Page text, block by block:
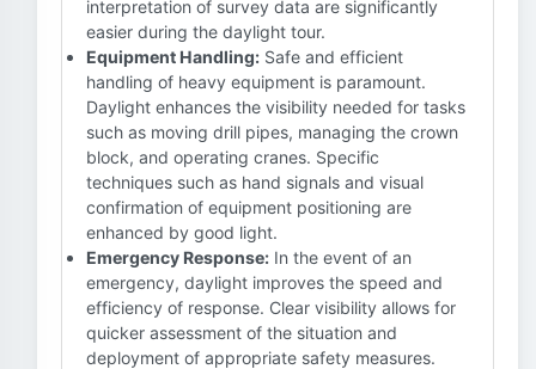
interpretation of survey data are significantly
easier during the daylight tour.
Equipment Handling: Safe and efficient
handling of heavy equipment is paramount.
Daylight enhances the visibility needed for tasks
such as moving drill pipes, managing the crown
block, and operating cranes. Specific
techniques such as hand signals and visual
confirmation of equipment positioning are
enhanced by good light.
Emergency Response: In the event of an
emergency, daylight improves the speed and
efficiency of response. Clear visibility allows for
quicker assessment of the situation and
deployment of appropriate safety measures.